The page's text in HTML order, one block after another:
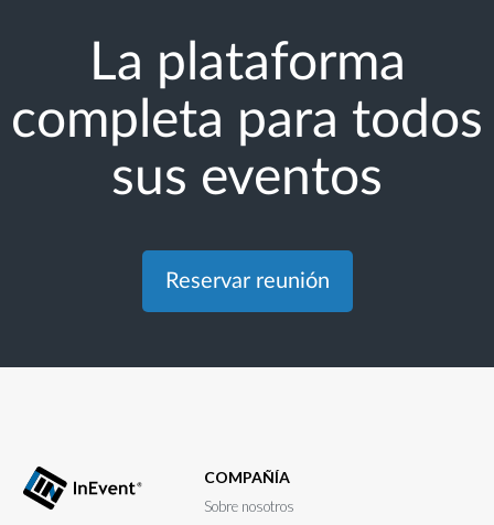
La plataforma
completa para todos
sus eventos
Reservar reunión
COMPAÑÍA
Sobre nosotros